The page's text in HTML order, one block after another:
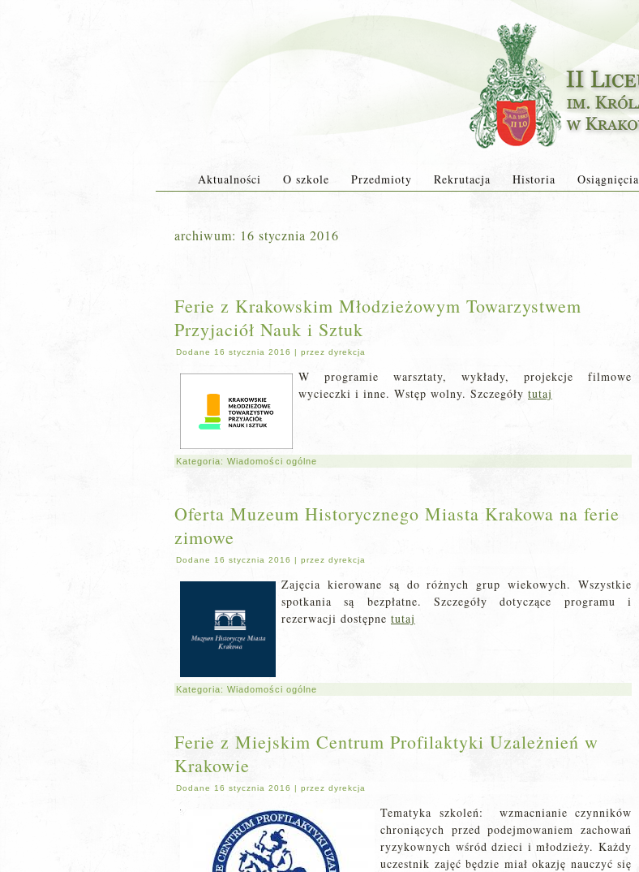
Aktualności O szkole Przedmioty Rekrutacja Historia Osiągnięcia
archiwum: 16 stycznia 2016
Ferie z Krakowskim Młodzieżowym Towarzystwem
Przyjaciół Nauk i Sztuk
Dodane 16 stycznia 2016 | przez dyrekcja
W programie warsztaty, wykłady, projekcje filmowe
wycieczki i inne. Wstęp wolny. Szczegóły tutaj
Kategoria: Wiadomości ogólne
Oferta Muzeum Historycznego Miasta Krakowa na ferie
zimowe
Dodane 16 stycznia 2016 | przez dyrekcja
Zajęcia kierowane są do różnych grup wiekowych. Wszystkie
spotkania są bezpłatne. Szczegóły dotyczące programu i
rezerwacji dostępne tutaj
Kategoria: Wiadomości ogólne
Ferie z Miejskim Centrum Profilaktyki Uzależnień w
Krakowie
Dodane 16 stycznia 2016 | przez dyrekcja
Tematyka szkoleń: wzmacnianie czynników
chroniących przed podejmowaniem zachowań
ryzykownych wśród dzieci i młodzieży. Każdy
uczestnik zajęć będzie miał okazję nauczyć się